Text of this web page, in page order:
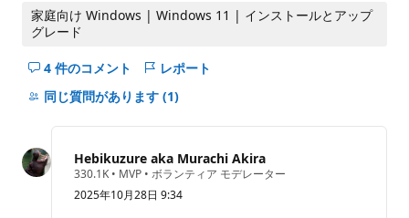
家庭向け Windows | Windows 11 | インストールとアップ
グレード
4 件のコメント
こ
の
コ
メ
ン
レポート
同じ質問があります (1)
Hebikuzure aka Murachi Akira
330.1K 評
の
• MVP • ボランティア モデレーター
2025年10月28日 9:34